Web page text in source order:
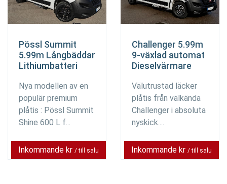
Pössl Summit
5.99m Långbäddar
Lithiumbatteri
Nya modellen av en
populär premium
plåtis : Pössl Summit
Shine 600 L f...
Inkommande kr / till salu
Challenger 5.99m
9-växlad automat
Dieselvärmare
Välutrustad läcker
plåtis från välkända
Challenger i absoluta
nyskick....
Inkommande kr / till salu